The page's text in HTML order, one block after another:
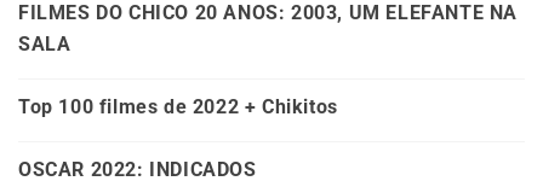
FILMES DO CHICO 20 ANOS: 2003, UM ELEFANTE NA
SALA
Top 100 filmes de 2022 + Chikitos
OSCAR 2022: INDICADOS